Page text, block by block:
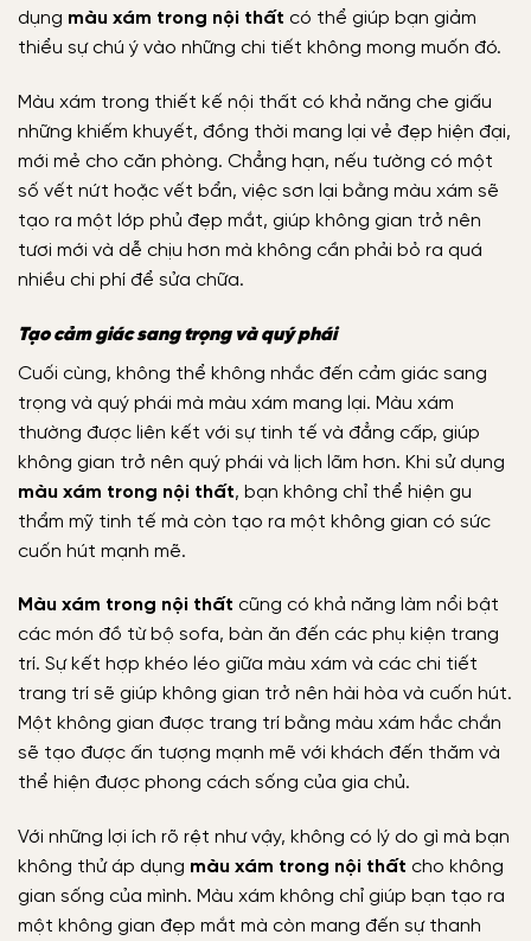
dụng màu xám trong nội thất có thể giúp bạn giảm
thiểu sự chú ý vào những chi tiết không mong muốn đó.
Màu xám trong thiết kế nội thất có khả năng che giấu
những khiếm khuyết, đồng thời mang lại vẻ đẹp hiện đại,
mới mẻ cho căn phòng. Chẳng hạn, nếu tường có một
số vết nứt hoặc vết bẩn, việc sơn lại bằng màu xám sẽ
tạo ra một lớp phủ đẹp mắt, giúp không gian trở nên
tươi mới và dễ chịu hơn mà không cần phải bỏ ra quá
nhiều chi phí để sửa chữa.
Tạo cảm giác sang trọng và quý phái
Cuối cùng, không thể không nhắc đến cảm giác sang
trọng và quý phái mà màu xám mang lại. Màu xám
thường được liên kết với sự tinh tế và đẳng cấp, giúp
không gian trở nên quý phái và lịch lãm hơn. Khi sử dụng
màu xám trong nội thất, bạn không chỉ thể hiện gu
thẩm mỹ tinh tế mà còn tạo ra một không gian có sức
cuốn hút mạnh mẽ.
Màu xám trong nội thất cũng có khả năng làm nổi bật
các món đồ từ bộ sofa, bàn ăn đến các phụ kiện trang
trí. Sự kết hợp khéo léo giữa màu xám và các chi tiết
trang trí sẽ giúp không gian trở nên hài hòa và cuốn hút.
Một không gian được trang trí bằng màu xám hắc chắn
sẽ tạo được ấn tượng mạnh mẽ với khách đến thăm và
thể hiện được phong cách sống của gia chủ.
Với những lợi ích rõ rệt như vậy, không có lý do gì mà bạn
không thử áp dụng màu xám trong nội thất cho không
gian sống của mình. Màu xám không chỉ giúp bạn tạo ra
một không gian đẹp mắt mà còn mang đến sự thanh